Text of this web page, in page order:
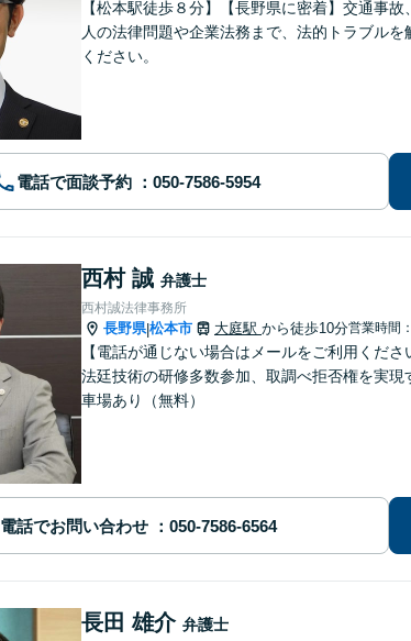
【松本駅徒歩８分】【長野県に密着】交通事
人の法律問題や企業法務まで、法的トラブル
ください。
電話で面談予約
西村 誠 弁護士
西村誠法律事務所
長野県|松本市 大庭駅 から徒歩10分営業時間
【電話が通じない場合はメールをご利用くだ
法廷技術の研修多数参加、取調べ拒否権を実
車場あり（無料）
電話でお問い合わせ
長田 雄介 弁護士